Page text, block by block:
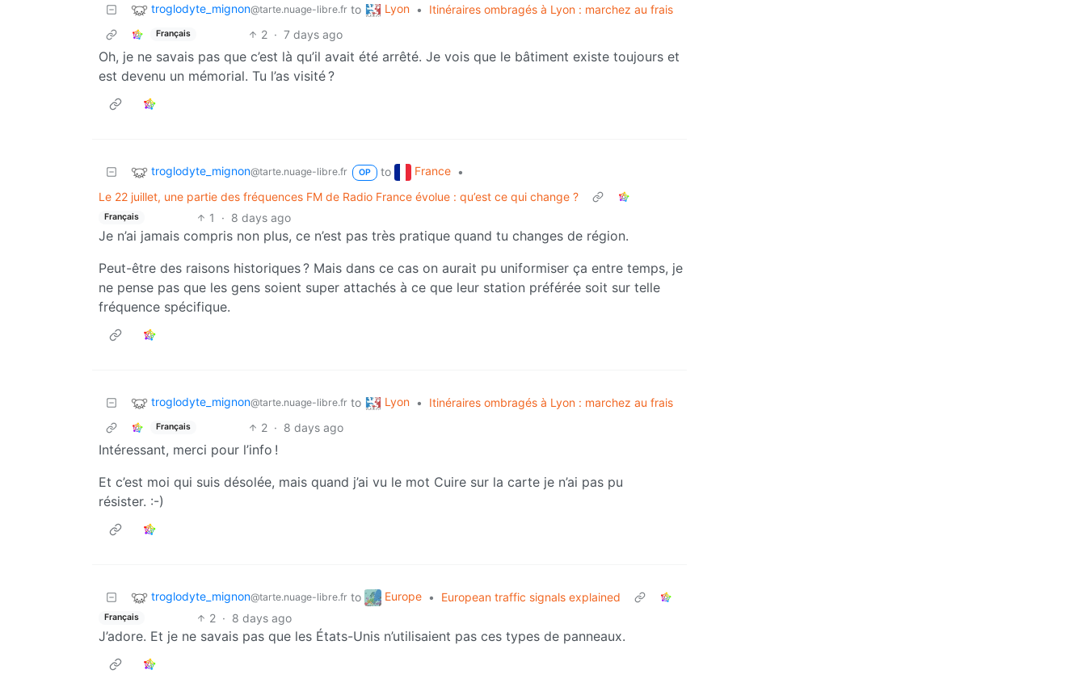
troglodyte_mignon@tarte.nuage-libre.fr to Lyon • Itinéraires ombragés à Lyon : marchez au frais
Français 2 · 7 days ago
Oh, je ne savais pas que c’est là qu’il avait été arrêté. Je vois que le bâtiment existe toujours et
est devenu un mémorial. Tu l’as visité ?
troglodyte_mignon@tarte.nuage-libre.fr OP to France
•
Le 22 juillet, une partie des fréquences FM de Radio France évolue : qu’est ce qui change ?
Français 1 · 8 days ago
Je n’ai jamais compris non plus, ce n’est pas très pratique quand tu changes de région.
Peut-être des raisons historiques ? Mais dans ce cas on aurait pu uniformiser ça entre temps, je
ne pense pas que les gens soient super attachés à ce que leur station préférée soit sur telle
fréquence spécifique.
troglodyte_mignon@tarte.nuage-libre.fr to Lyon • Itinéraires ombragés à Lyon : marchez au frais
Français 2 · 8 days ago
Intéressant, merci pour l’info !
Et c’est moi qui suis désolée, mais quand j’ai vu le mot Cuire sur la carte je n’ai pas pu
résister. :-)
troglodyte_mignon@tarte.nuage-libre.fr to Europe • European traffic signals explained
Français 2 · 8 days ago
J’adore. Et je ne savais pas que les États-Unis n’utilisaient pas ces types de panneaux.